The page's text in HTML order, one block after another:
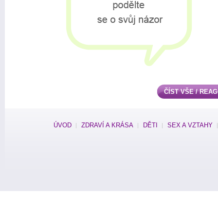
ČÍST VŠE /
ÚVOD ZDRAVÍ A KRÁSA DĚTI SEX A VZTAHY